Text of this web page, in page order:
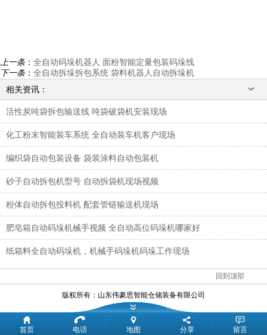
上一条： 全自动码垛机器人 面粉智能定量包装码垛线
下一条： 全自动拆垛拆包系统 袋料机器人自动拆垛机
相关资讯：
活性炭吨袋拆包输送线 吨袋破袋机安装现场
化工粉末智能装车系统 全自动装车机客户现场
编织袋自动包装设备 袋装涂料自动包装机
砂子自动拆包机型号 自动拆袋机现场视频
粉体自动拆包投料机 配套管链输送机现场
肥皂箱自动码垛机械手视频 全自动高位码垛机哪家好
纸箱料全自动码垛机，机械手码垛机码垛工作现场
回到顶部
版权所有： 山东伟豪思智能仓储装备有限公司
首页 电话 地图 分享 留言